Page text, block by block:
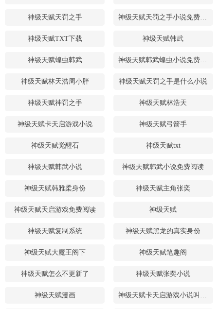
神级天赋天罚之手 神级天赋天罚之手小说免费阅读
神级天赋TXT下载 神级天赋韩武
神级天赋蝗虫韩武 神级天赋韩武蝗虫小说免费阅读
神级天赋林天浩周小胖 神级天赋天罚之手是什么小说
神级天赋神罚之手 神级天赋林浩天
神级天赋卡天启游戏小说 神级天赋弓箭手
神级天赋觉醒石 神级天赋txt
神级天赋韩武小说 神级天赋韩武小说免费阅读
神级天赋韩雅柔身份 神级天赋主角张奕
神级天赋天启游戏免费阅读 神级天赋
神级天赋复制系统 神级天赋黑龙的真实身份
神级天赋大魔王阁下 神级天赋笔趣阁
神级天赋怎么不更新了 神级天赋张奕小说
神级天赋漫画 神级天赋卡天启游戏小说叫什么